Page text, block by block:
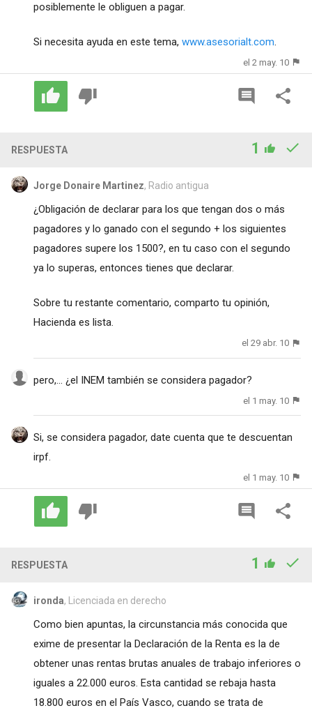
posiblemente le obliguen a pagar.
Si necesita ayuda en este tema, www.asesorialt.com.
el 2 may. 10
RESPUESTA 1
Jorge Donaire Martinez, Radio antigua
¿Obligación de declarar para los que tengan dos o más
pagadores y lo ganado con el segundo + los siguientes
pagadores supere los 1500?, en tu caso con el segundo
ya lo superas, entonces tienes que declarar.
Sobre tu restante comentario, comparto tu opinión,
Hacienda es lista.
el 29 abr. 10
pero,... ¿el INEM también se considera pagador?
el 1 may. 10
Si, se considera pagador, date cuenta que te descuentan
irpf.
el 1 may. 10
RESPUESTA 1
ironda, Licenciada en derecho
Como bien apuntas, la circunstancia más conocida que
exime de presentar la Declaración de la Renta es la de
obtener unas rentas brutas anuales de trabajo inferiores o
iguales a 22.000 euros. Esta cantidad se rebaja hasta
18.800 euros en el País Vasco, cuando se trata de